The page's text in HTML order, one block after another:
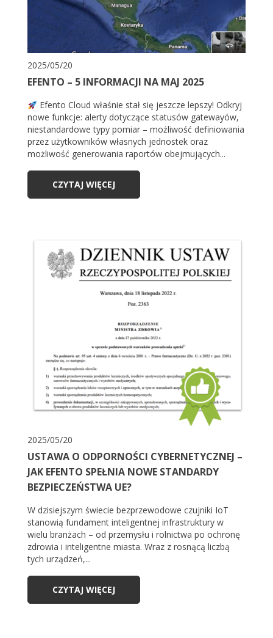
2025/05/20
EFENTO – 5 INFORMACJI NA MAJ 2025
Efento Cloud właśnie stał się jeszcze lepszy! Odkryj
nowe funkcje: alerty dotyczące statusów gatewayów,
niestandardowe typy pomiar – możliwość definiowania
przez użytkowników własnych jednostek oraz
możliwość generowania raportów obejmujących...
CZYTAJ WIĘCEJ
2025/05/20
USTAWA O ODPORNOŚCI CYBERNETYCZNEJ –
JAK EFENTO SPEŁNIA NOWE STANDARDY
BEZPIECZEŃSTWA UE?
W dzisiejszym świecie bezprzewodowe czujniki IoT
stanowią fundament inteligentnej infrastruktury w
wielu branżach – od przemysłu i rolnictwa po ochronę
zdrowia i inteligentne miasta. Wraz z rosnącą liczbą
tych urządzeń,...
CZYTAJ WIĘCEJ